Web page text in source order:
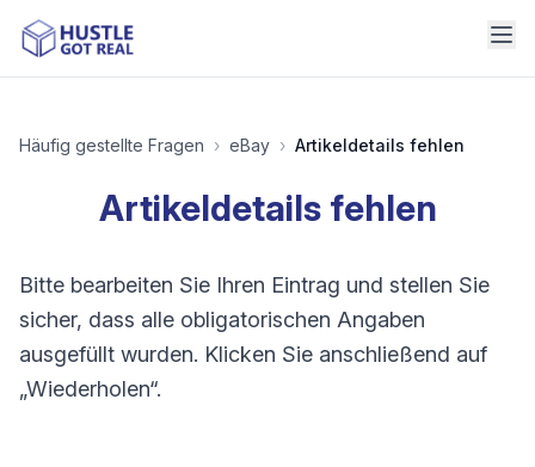
Häufig gestellte Fragen › eBay › Artikeldetails fehlen
Artikeldetails fehlen
Bitte bearbeiten Sie Ihren Eintrag und stellen Sie
sicher, dass alle obligatorischen Angaben
ausgefüllt wurden. Klicken Sie anschließend auf
„Wiederholen“.